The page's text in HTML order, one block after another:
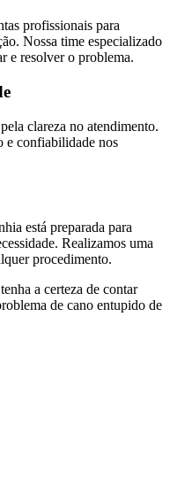
profissionais para
Nossa time especializado
e resolver o problema.
clareza no atendimento.
e confiabilidade nos
está preparada para
Realizamos uma
procedimento.
a certeza de contar
de cano entupido de